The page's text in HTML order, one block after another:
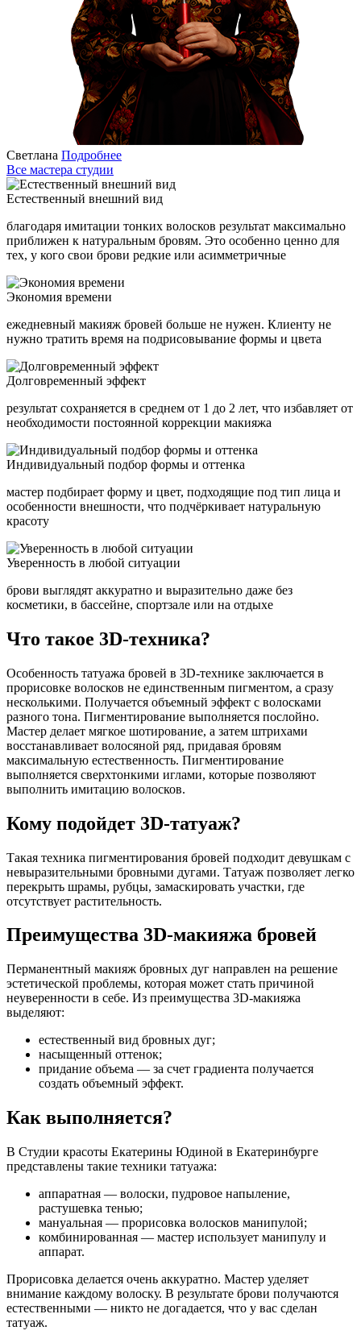
Светлана Подробнее
Все мастера студии
Естественный внешний вид
благодаря имитации тонких волосков результат максимально
приближен к натуральным бровям. Это особенно ценно для
тех, у кого свои брови редкие или асимметричные
Экономия времени
ежедневный макияж бровей больше не нужен. Клиенту не
нужно тратить время на подрисовывание формы и цвета
Долговременный эффект
результат сохраняется в среднем от 1 до 2 лет, что избавляет от
необходимости постоянной коррекции макияжа
Индивидуальный подбор формы и оттенка
мастер подбирает форму и цвет, подходящие под тип лица и
особенности внешности, что подчёркивает натуральную
красоту
Уверенность в любой ситуации
брови выглядят аккуратно и выразительно даже без
косметики, в бассейне, спортзале или на отдыхе
Что такое 3D-техника?
Особенность татуажа бровей в 3D-технике заключается в
прорисовке волосков не единственным пигментом, а сразу
несколькими. Получается объемный эффект с волосками
разного тона. Пигментирование выполняется послойно.
Мастер делает мягкое шотирование, а затем штрихами
восстанавливает волосяной ряд, придавая бровям
максимальную естественность. Пигментирование
выполняется сверхтонкими иглами, которые позволяют
выполнить имитацию волосков.
Кому подойдет 3D-татуаж?
Такая техника пигментирования бровей подходит девушкам с
невыразительными бровными дугами. Татуаж позволяет легко
перекрыть шрамы, рубцы, замаскировать участки, где
отсутствует растительность.
Преимущества 3D-макияжа бровей
Перманентный макияж бровных дуг направлен на решение
эстетической проблемы, которая может стать причиной
неуверенности в себе. Из преимущества 3D-макияжа
выделяют:
естественный вид бровных дуг;
насыщенный оттенок;
придание объема — за счет градиента получается
создать объемный эффект.
Как выполняется?
В Студии красоты Екатерины Юдиной в Екатеринбурге
представлены такие техники татуажа:
аппаратная — волоски, пудровое напыление,
растушевка тенью;
мануальная — прорисовка волосков манипулой;
комбинированная — мастер использует манипулу и
аппарат.
Прорисовка делается очень аккуратно. Мастер уделяет
внимание каждому волоску. В результате брови получаются
естественными — никто не догадается, что у вас сделан
татуаж.